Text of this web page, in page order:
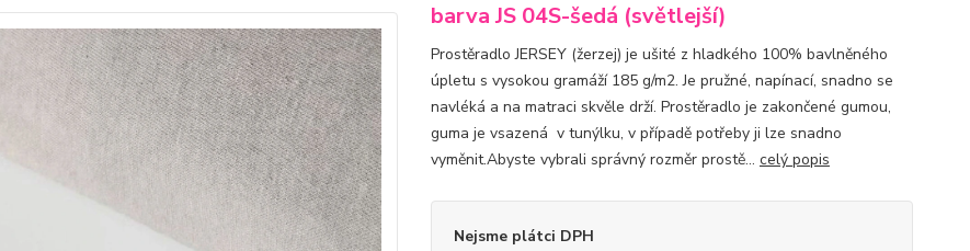
barva JS 04S-šedá (světlejší)
Prostěradlo JERSEY (žerzej) je ušité z hladkého 100% bavlněného
úpletu s vysokou gramáží 185 g/m2. Je pružné, napínací, snadno se
navléká a na matraci skvěle drží. Prostěradlo je zakončené gumou,
guma je vsazená v tunýlku, v případě potřeby ji lze snadno
vyměnit.Abyste vybrali správný rozměr prostě... celý popis
Nejsme plátci DPH